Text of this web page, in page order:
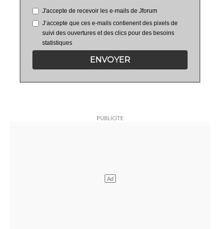
J'accepte de recevoir les e-mails de Jforum
J’accepte que ces e-mails contienent des pixels de
suivi des ouvertures et des clics pour des besoins
statistiques
ENVOYER